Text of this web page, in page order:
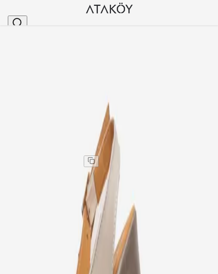
Kadın Hakiki Deri Dolgu Topuklu Aksesuarlı Sandalet
Kadın Hakiki Deri Dolgu Topuklu Aksesuarlı Sandalet
4.995,00 TL % 40